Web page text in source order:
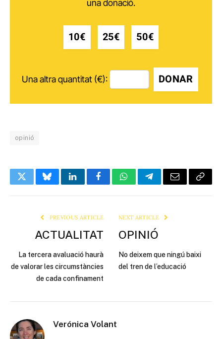
una donació.
10€ 25€ 50€
Una altra quantitat (€): DONAR
opinió
TwitterBlueskyLinkedInFacebookWhatsAppTelegramEmail Copy
PREVIOUS ARTICLE
ACTUALITAT
La tercera avaluació haurà
de valorar les circumstàncies
de cada confinament
NEXT ARTICLE
OPINIÓ
No deixem que ningú baixi
del tren de l’educació
Verónica Volant